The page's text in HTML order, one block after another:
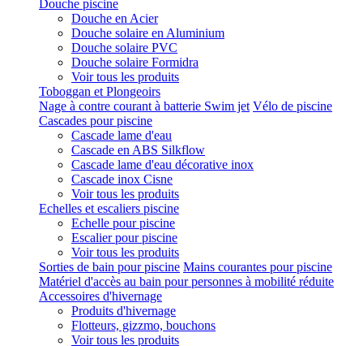
Douche piscine
Douche en Acier
Douche solaire en Aluminium
Douche solaire PVC
Douche solaire Formidra
Voir tous les produits
Toboggan et Plongeoirs
Nage à contre courant à batterie Swim jet Vélo de piscine
Cascades pour piscine
Cascade lame d'eau
Cascade en ABS Silkflow
Cascade lame d'eau décorative inox
Cascade inox Cisne
Voir tous les produits
Echelles et escaliers piscine
Echelle pour piscine
Escalier pour piscine
Voir tous les produits
Sorties de bain pour piscine Mains courantes pour piscine
Matériel d'accès au bain pour personnes à mobilité réduite
Accessoires d'hivernage
Produits d'hivernage
Flotteurs, gizzmo, bouchons
Voir tous les produits